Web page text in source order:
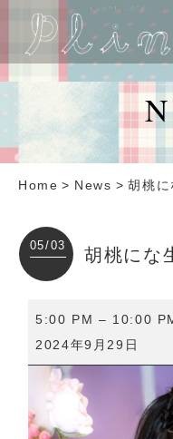
Home > News > 胡桃に
05/03 胡桃にな
に
生
5:00 PM – 10:00
2024年9月29日